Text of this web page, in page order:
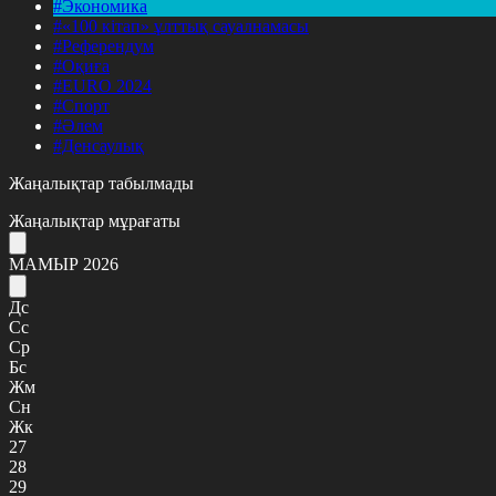
#Экономика
#«100 кітап» ұлттық сауалнамасы
#Референдум
#Оқиға
#EURO 2024
#Спорт
#Әлем
#Денсаулық
Жаңалықтар табылмады
Жаңалықтар мұрағаты
МАМЫР 2026
Дс
Сс
Ср
Бс
Жм
Сн
Жк
27
28
29